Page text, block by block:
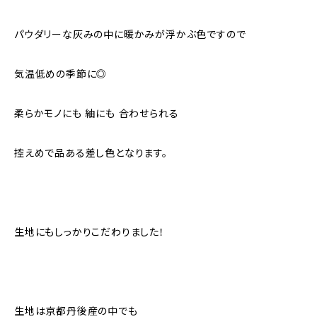
パウダリーな灰みの中に暖かみが浮かぶ色ですので
気温低めの季節に◎
柔らかモノにも 紬にも 合わせられる
控えめで品ある差し色となります。
生地にもしっかりこだわりました！
生地は京都丹後産の中でも